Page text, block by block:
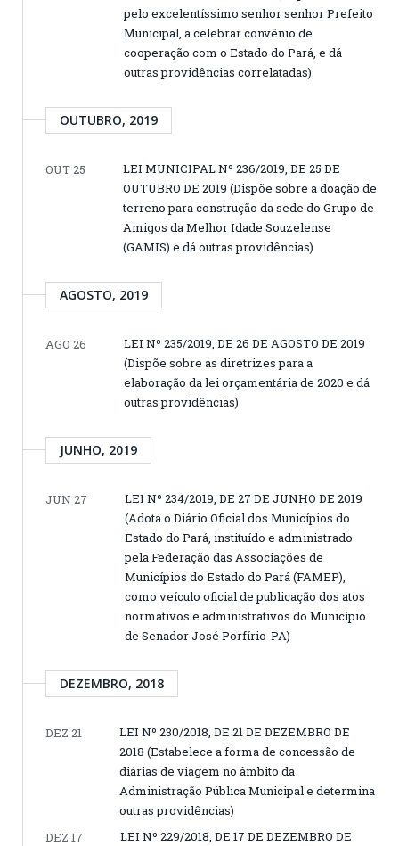
pelo excelentíssimo senhor senhor Prefeito
Municipal, a celebrar convênio de
cooperação com o Estado do Pará, e dá
outras providências correlatadas)
OUTUBRO, 2019
OUT 25
LEI MUNICIPAL Nº 236/2019, DE 25 DE
OUTUBRO DE 2019 (Dispõe sobre a doação de
terreno para construção da sede do Grupo de
Amigos da Melhor Idade Souzelense
(GAMIS) e dá outras providências)
AGOSTO, 2019
AGO 26
LEI Nº 235/2019, DE 26 DE AGOSTO DE 2019
(Dispõe sobre as diretrizes para a
elaboração da lei orçamentária de 2020 e dá
outras providências)
JUNHO, 2019
JUN 27
LEI Nº 234/2019, DE 27 DE JUNHO DE 2019
(Adota o Diário Oficial dos Municípios do
Estado do Pará, instituído e administrado
pela Federação das Associações de
Municípios do Estado do Pará (FAMEP),
como veículo oficial de publicação dos atos
normativos e administrativos do Município
de Senador José Porfírio-PA)
DEZEMBRO, 2018
DEZ 21
LEI Nº 230/2018, DE 21 DE DEZEMBRO DE
2018 (Estabelece a forma de concessão de
diárias de viagem no âmbito da
Administração Pública Municipal e determina
outras providências)
DEZ 17
LEI Nº 229/2018, DE 17 DE DEZEMBRO DE